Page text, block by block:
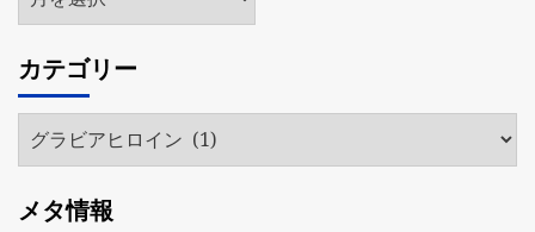
ー
イ
ブ
カテゴリー
テ
リ
メタ情報